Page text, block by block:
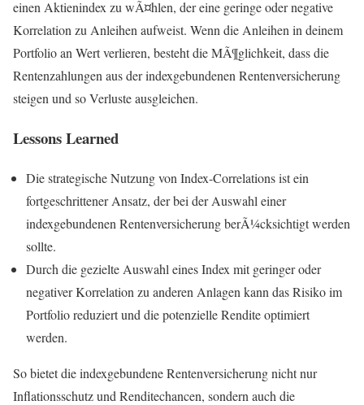
einen Aktienindex zu wÃ¤hlen, der eine geringe oder negative
Korrelation zu Anleihen aufweist. Wenn die Anleihen in deinem
Portfolio an Wert verlieren, besteht die MÃ¶glichkeit, dass die
Rentenzahlungen aus der indexgebundenen Rentenversicherung
steigen und so Verluste ausgleichen.
Lessons Learned
Die strategische Nutzung von Index-Correlations ist ein
fortgeschrittener Ansatz, der bei der Auswahl einer
indexgebundenen Rentenversicherung berÃ¼cksichtigt werden
sollte.
Durch die gezielte Auswahl eines Index mit geringer oder
negativer Korrelation zu anderen Anlagen kann das Risiko im
Portfolio reduziert und die potenzielle Rendite optimiert
werden.
So bietet die indexgebundene Rentenversicherung nicht nur
Inflationsschutz und Renditechancen, sondern auch die